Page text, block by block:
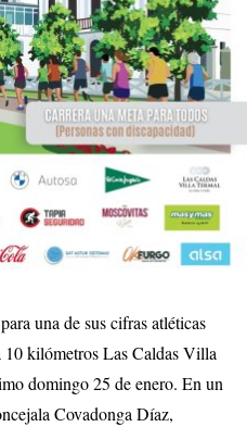
una de sus cifras atléticas
10 kilómetros Las Caldas Villa
domingo 25 de enero. En un
Covadonga Díaz,